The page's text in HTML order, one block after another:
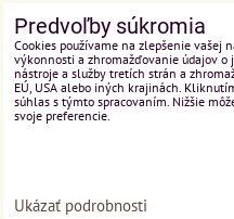
Predvoľby súkromia
Cookies používame na zlepšenie vašej
výkonnosti a zhromažďovanie údajov o
nástroje a služby tretích strán a
EÚ, USA alebo iných krajinách.
súhlas s týmto spracovaním. Nižšie
svoje preferencie.
Ukázať podrobnosti